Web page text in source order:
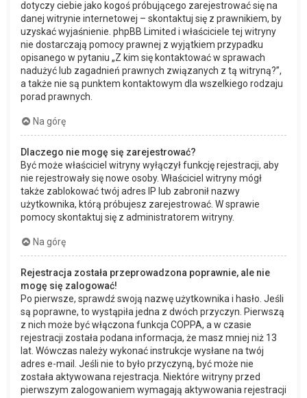
dotyczy ciebie jako kogoś próbującego zarejestrować się na
danej witrynie internetowej – skontaktuj się z prawnikiem, by
uzyskać wyjaśnienie. phpBB Limited i właściciele tej witryny
nie dostarczają pomocy prawnej z wyjątkiem przypadku
opisanego w pytaniu „Z kim się kontaktować w sprawach
nadużyć lub zagadnień prawnych związanych z tą witryną?”,
a także nie są punktem kontaktowym dla wszelkiego rodzaju
porad prawnych.
Na górę
Dlaczego nie mogę się zarejestrować?
Być może właściciel witryny wyłączył funkcję rejestracji, aby
nie rejestrowały się nowe osoby. Właściciel witryny mógł
także zablokować twój adres IP lub zabronił nazwy
użytkownika, którą próbujesz zarejestrować. W sprawie
pomocy skontaktuj się z administratorem witryny.
Na górę
Rejestracja została przeprowadzona poprawnie, ale nie
mogę się zalogować!
Po pierwsze, sprawdź swoją nazwę użytkownika i hasło. Jeśli
są poprawne, to wystąpiła jedna z dwóch przyczyn. Pierwszą
z nich może być włączona funkcja COPPA, a w czasie
rejestracji została podana informacja, że masz mniej niż 13
lat. Wówczas należy wykonać instrukcje wysłane na twój
adres e-mail. Jeśli nie to było przyczyną, być może nie
została aktywowana rejestracja. Niektóre witryny przed
pierwszym zalogowaniem wymagają aktywowania rejestracji